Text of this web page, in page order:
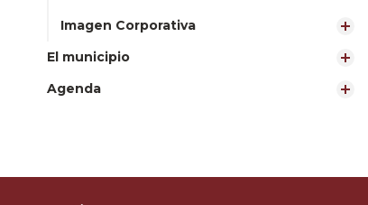
Imagen Corporativa
El municipio
Agenda